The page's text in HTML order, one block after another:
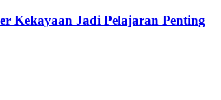
Kekayaan Jadi Pelajaran Penting